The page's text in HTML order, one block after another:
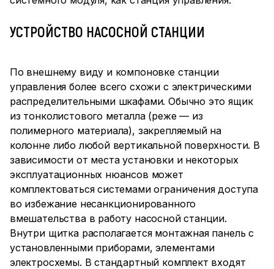
УСТРОЙСТВО НАСОСНОЙ СТАНЦИИ
По внешнему виду и компоновке станции
управления более всего схожи с электрическими
распределительными шкафами. Обычно это ящик
из тонколистового металла (реже — из
полимерного материала), закрепляемый на
колонне либо любой вертикальной поверхности. В
зависимости от места установки и некоторых
эксплуатационных нюансов может
комплектоваться системами ограничения доступа
во избежание несанкционированного
вмешательства в работу насосной станции.
Внутри щитка располагается монтажная панель с
установленными приборами, элементами
электросхемы. В стандартный комплект входят